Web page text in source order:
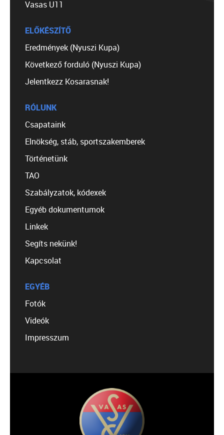
Vasas U11
ELŐKÉSZÍTŐ
Eredmények (Nyuszi Kupa)
Következő forduló (Nyuszi Kupa)
Jelentkezz Kosarasnak!
RÓLUNK
Csapataink
Elnökség, stáb, sportszakemberek
Történetünk
TAO
Szabályzatok, kódexek
Egyéb dokumentumok
Linkek
Segíts nekünk!
Kapcsolat
EGYÉB
Fotók
Videók
Impresszum